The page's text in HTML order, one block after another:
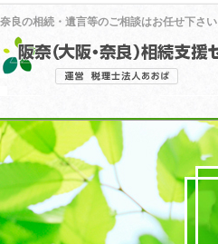
奈良の相続・遺言等のご相談はお任せ下さい